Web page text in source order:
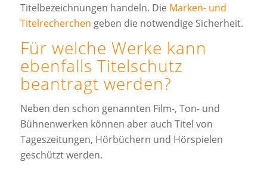
Titelbezeichnungen handeln. Die Marken- und
Titelrecherchen geben die notwendige Sicherheit.
Für welche Werke kann
ebenfalls Titelschutz
beantragt werden?
Neben den schon genannten Film-, Ton- und
Bühnenwerken können aber auch Titel von
Tageszeitungen, Hörbüchern und Hörspielen
geschützt werden.